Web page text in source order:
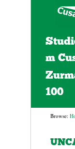
m
100
Browse: